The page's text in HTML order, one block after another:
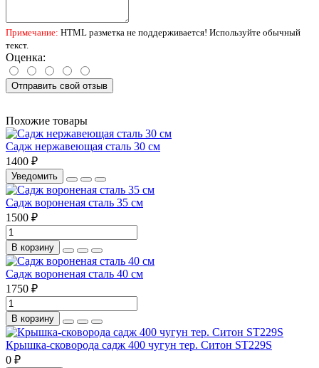
Примечание: HTML разметка не поддерживается! Используйте обычный
текст.
Оценка:
Отправить свой отзыв
Похожие товары
Садж нержавеющая сталь 30 см
1400 ₽
Уведомить
Садж вороненая сталь 35 см
1500 ₽
В корзину
Садж вороненая сталь 40 см
1750 ₽
В корзину
Крышка-сковорода садж 400 чугун тер. Ситон ST229S
0 ₽